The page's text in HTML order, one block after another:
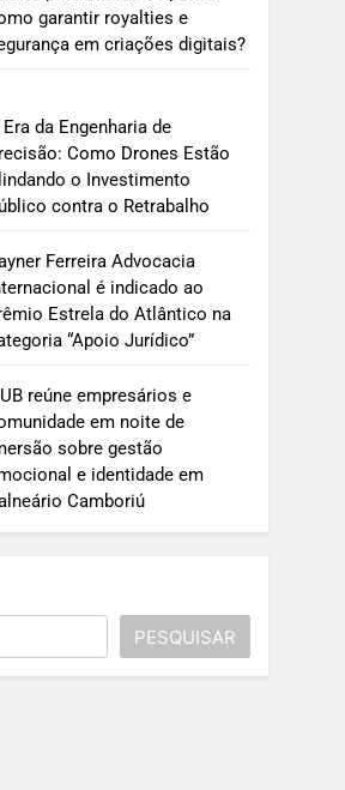
garantir royalties e
em criações digitais?
da Engenharia de
Como Drones Estão
o Investimento
contra o Retrabalho
Ferreira Advocacia
é indicado ao
Estrela do Atlântico na
“Apoio Jurídico”
reúne empresários e
em noite de
sobre gestão
e identidade em
Camboriú
PESQUISAR